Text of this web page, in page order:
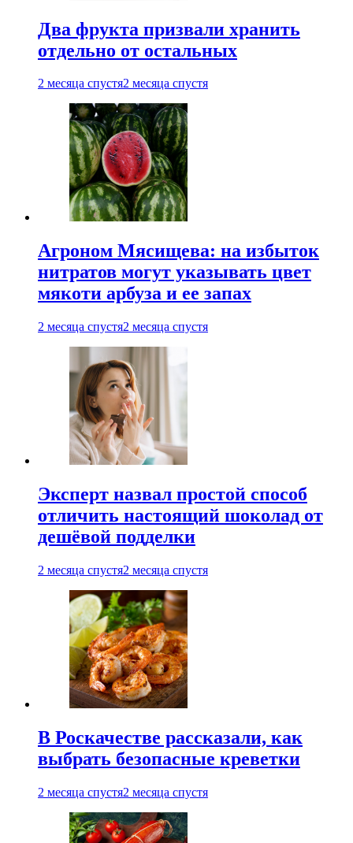
Два фрукта призвали хранить
отдельно от остальных
2 месяца спустя2 месяца спустя
Агроном Мясищева: на избыток
нитратов могут указывать цвет
мякоти арбуза и ее запах
2 месяца спустя2 месяца спустя
Эксперт назвал простой способ
отличить настоящий шоколад от
дешёвой подделки
2 месяца спустя2 месяца спустя
В Роскачестве рассказали, как
выбрать безопасные креветки
2 месяца спустя2 месяца спустя